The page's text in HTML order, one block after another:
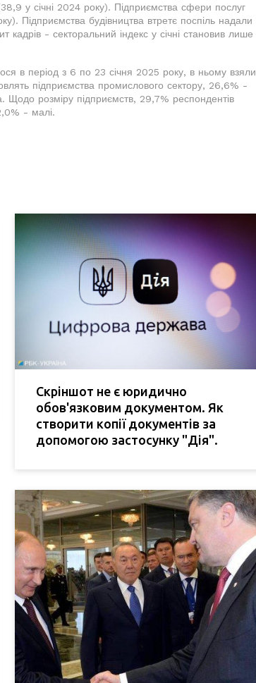
у січні 2024 року). Підприємства сфери послуг
Підприємства будівництва втретє поспіль надали
кадрів - секторальний індекс у січні становив лише
в період з 6 по 23 січня 2025 року, в ньому взяли
підприємства промислового сектору, 26,6% -
Щодо розміру підприємств, 29,7% респондентів
- малі.
Скріншот не є юридично
обов'язковим документом. Як
створити копії документів за
допомогою застосунку "Дія".